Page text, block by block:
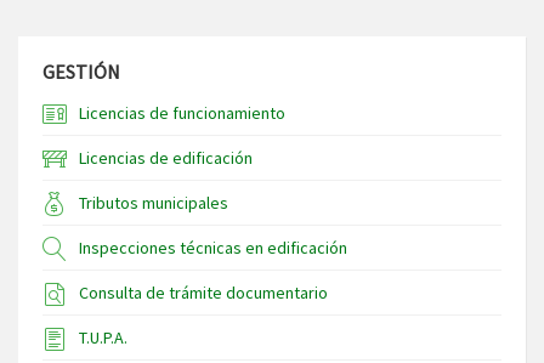
GESTIÓN
Licencias de funcionamiento
Licencias de edificación
Tributos municipales
Inspecciones técnicas en edificación
Consulta de trámite documentario
T.U.P.A.